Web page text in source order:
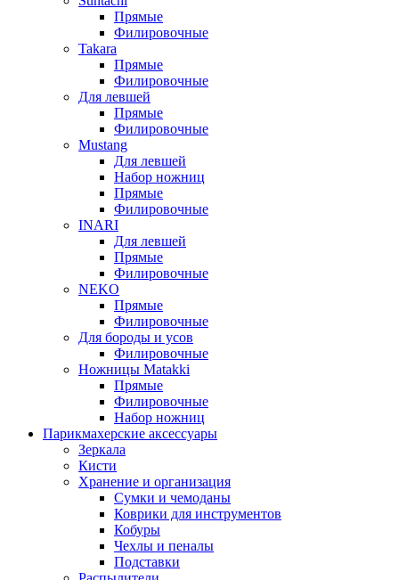
Филировочные
Takara
Прямые
Филировочные
Для левшей
Прямые
Филировочные
Mustang
Для левшей
Набор ножниц
Прямые
Филировочные
INARI
Для левшей
Прямые
Филировочные
NEKO
Прямые
Филировочные
Для бороды и усов
Филировочные
Ножницы Matakki
Прямые
Филировочные
Набор ножниц
Парикмахерские аксессуары
Зеркала
Кисти
Хранение и организация
Сумки и чемоданы
Коврики для инструментов
Кобуры
Чехлы и пеналы
Подставки
Распылители
Миски и чаши